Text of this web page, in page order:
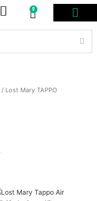
0
Carrito
/ Lost Mary TAPPO